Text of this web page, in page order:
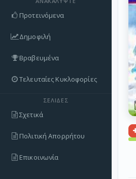
Προτεινόμενα
Δημοφιλή
Βραβευμένα
Τελευταίες Κυκλοφορίες
ΣΕΛΊΔΕΣ
Σχετικά
Πολιτική Απορρήτου
Επικοινωνία